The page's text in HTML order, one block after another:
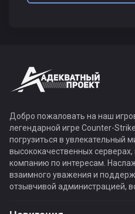
Добро пожаловать на наш
легендарной игре Counter-
погрузиться в увлекательный
высококачественных
компанию по интересам.
взаимного уважения и
отзывчивой администрацией,